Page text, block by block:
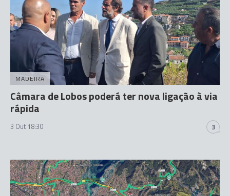
MADEIRA
Câmara de Lobos poderá ter nova ligação à via
rápida
3 Out 18:30 3